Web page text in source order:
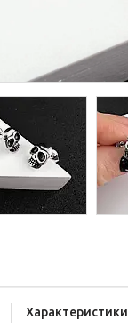
Характеристики